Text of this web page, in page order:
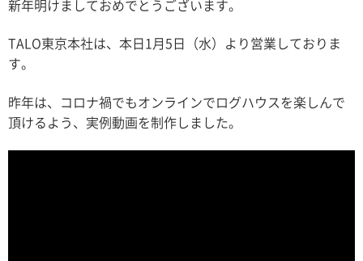
新年明けましておめでとうございます。
TALO東京本社は、本日1月5日（水）より営業しておりま
す。
昨年は、コロナ禍でもオンラインでログハウスを楽しんで
頂けるよう、実例動画を制作しました。